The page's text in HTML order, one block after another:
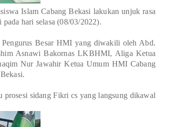
Islam Cabang Bekasi lakukan unjuk rasa
hari selasa (08/03/2022).
Besar HMI yang diwakili oleh Abd.
Asnawi Bakornas LKBHMI, Aliga Ketua
Nur Jawahir Ketua Umum HMI Cabang
prosesi sidang Fikri cs yang langsung dikawal